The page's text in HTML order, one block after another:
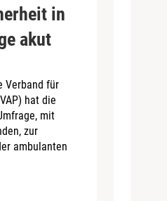
in
akut
Verband für
hat die
mit
zur
ambulanten